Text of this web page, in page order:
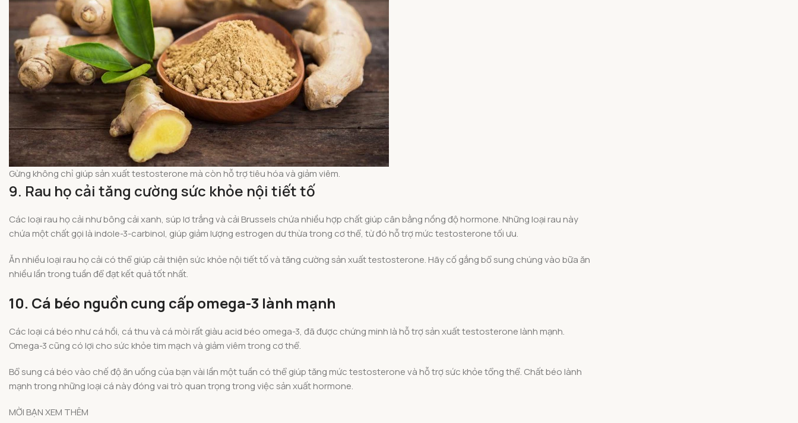
Gừng không chỉ giúp sản xuất testosterone mà còn hỗ trợ tiêu hóa và giảm viêm.
9. Rau họ cải tăng cường sức khỏe nội tiết tố
Các loại rau họ cải như bông cải xanh, súp lơ trắng và cải Brussels chứa nhiều hợp chất giúp cân bằng nồng độ hormone. Những loại rau này
chứa một chất gọi là indole-3-carbinol, giúp giảm lượng estrogen dư thừa trong cơ thể, từ đó hỗ trợ mức testosterone tối ưu.
Ăn nhiều loại rau họ cải có thể giúp cải thiện sức khỏe nội tiết tố và tăng cường sản xuất testosterone. Hãy cố gắng bổ sung chúng vào bữa ăn
nhiều lần trong tuần để đạt kết quả tốt nhất.
10. Cá béo nguồn cung cấp omega-3 lành mạnh
Các loại cá béo như cá hồi, cá thu và cá mòi rất giàu acid béo omega-3, đã được chứng minh là hỗ trợ sản xuất testosterone lành mạnh.
Omega-3 cũng có lợi cho sức khỏe tim mạch và giảm viêm trong cơ thể.
Bổ sung cá béo vào chế độ ăn uống của bạn vài lần một tuần có thể giúp tăng mức testosterone và hỗ trợ sức khỏe tổng thể. Chất béo lành
mạnh trong những loại cá này đóng vai trò quan trọng trong việc sản xuất hormone.
MỜI BẠN XEM THÊM